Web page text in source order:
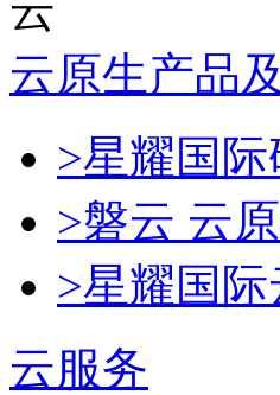
云原生产品
>星耀国
>磐云 云
>星耀国
云服务